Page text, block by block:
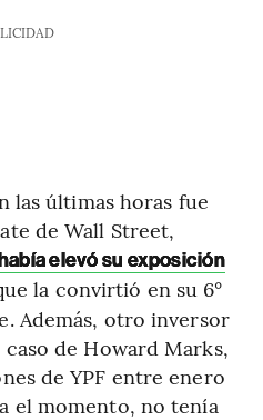
las últimas horas fue
de Wall Street,
elevó su exposición
la convirtió en su 6°
Además, otro inversor
de Howard Marks,
de YPF entre enero
el momento, no tenía